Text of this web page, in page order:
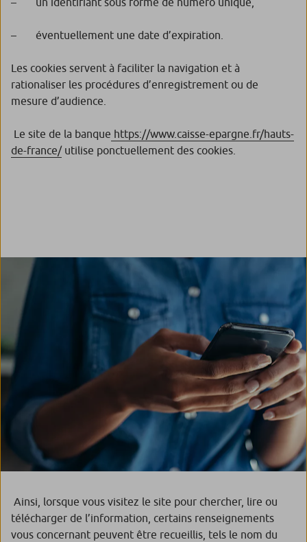
– éventuellement une date d’expiration.
Les cookies servent à faciliter la navigation et à
rationaliser les procédures d’enregistrement ou de
mesure d’audience.
Le site de la banque https://www.caisse-epargne.fr/hauts-
de-france/utilise ponctuellement des cookies.
Ainsi, lorsque vous visitez le site pour chercher, lire ou
télécharger de l’information, certains renseignements
vous concernant peuvent être recueillis, tels le nom du